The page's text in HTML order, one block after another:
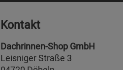
Kontakt
Dachrinnen-Shop GmbH
Leisniger Straße 3